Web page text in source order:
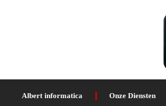
Albert informatica Onze Diensten